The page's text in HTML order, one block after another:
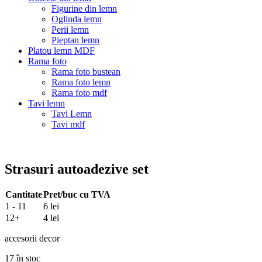
Figurine din lemn
Oglinda lemn
Perii lemn
Pieptan lemn
Platou lemn MDF
Rama foto
Rama foto bustean
Rama foto lemn
Rama foto mdf
Tavi lemn
Tavi Lemn
Tavi mdf
Strasuri autoadezive set
CantitatePret/buc cu TVA
1 - 11
6 lei
12+
4 lei
accesorii decor
17 în stoc